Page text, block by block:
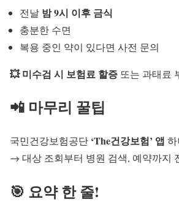
전날 밤 9시 이후 금식
충분한 수면
복용 중인 약이 있다면 사전 문의
💥 미수검 시 보험료 할증 또는 과태료
📲 마무리 꿀팁
국민건강보험공단 ‘The건강보험’ 앱 하
→ 대상 조회부터 병원 검색, 예약까지
🎯 요약 한 줄!